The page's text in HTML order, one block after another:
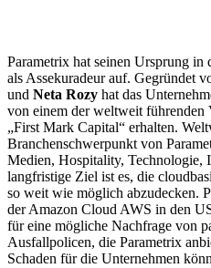
Parametrix hat seinen Ursprung
als Assekuradeur auf. Gegründet
und Neta Rozy hat das
von einem der weltweit führenden
„First Mark Capital“ erhalten.
Branchenschwerpunkt von
Medien, Hospitality, Technologie,
langfristige Ziel ist es, die
so weit wie möglich abzudecken.
der Amazon Cloud AWS in den
für eine mögliche Nachfrage von
Ausfallpolicen, die Parametrix
Schaden für die Unternehmen